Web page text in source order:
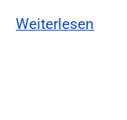
Weiterlesen